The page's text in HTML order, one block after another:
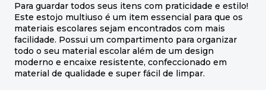
Para guardar todos seus itens com praticidade e estilo!
Este estojo multiuso é um item essencial para que os
materiais escolares sejam encontrados com mais
facilidade. Possui um compartimento para organizar
todo o seu material escolar além de um design
moderno e encaixe resistente, confeccionado em
material de qualidade e super fácil de limpar.